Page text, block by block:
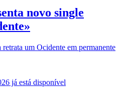
novo single
um Ocidente em permanente